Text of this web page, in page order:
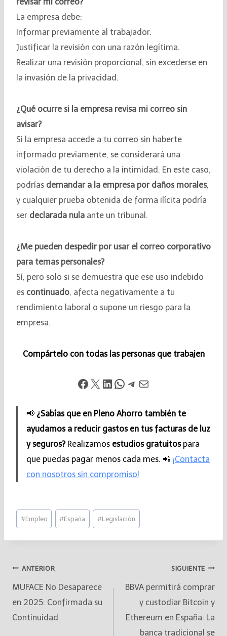
La empresa debe:
Informar previamente al trabajador.
Justificar la revisión con una razón legítima.
Realizar una revisión proporcional, sin excederse en
la invasión de la privacidad.
¿Qué ocurre si la empresa revisa mi correo sin
avisar?
Si la empresa accede a tu correo sin haberte
informado previamente, se considerará una
violación de tu derecho a la intimidad. En este caso,
podrías demandar a la empresa por daños morales,
y cualquier prueba obtenida de forma ilícita podría
ser declarada nula ante un tribunal.
¿Me pueden despedir por usar el correo corporativo
para temas personales?
Sí, pero solo si se demuestra que ese uso indebido
es continuado, afecta negativamente a tu
rendimiento laboral o supone un riesgo para la
empresa.
Compártelo con todas las personas que trabajen
📢 ¿Sabías que en Pleno Ahorro también te
ayudamos a reducir gastos en tus facturas de luz
y seguros?Realizamos estudios gratuitospara
que puedas pagar menos cada mes. 📲 ¡Contacta
con nosotros sin compromiso!
#Empleo #España #Legislación
ANTERIOR
MUFACE No Desaparece
en 2025: Confirmada su
Continuidad
SIGUIENTE
BBVA permitirá comprar
y custodiar Bitcoin y
Ethereum en España: La
banca tradicional se